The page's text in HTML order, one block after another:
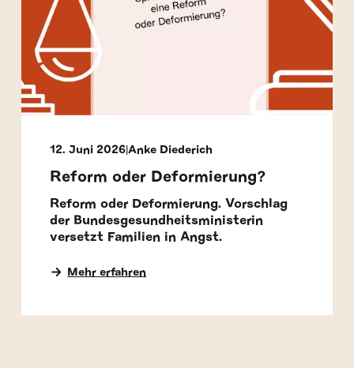
12. Juni 2026 Anke Diederich
Reform oder Deformierung?
Reform oder Deformierung. Vorschlag
der Bundesgesundheitsministerin
versetzt Familien in Angst.
Mehr erfahren